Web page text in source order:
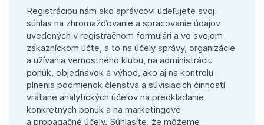
Registráciou nám ako správcovi udeľujete svoj
súhlas na zhromažďovanie a spracovanie údajov
uvedených v registračnom formulári a vo svojom
zákazníckom účte, a to na účely správy, organizácie
a užívania vernostného klubu, na administráciu
ponúk, objednávok a výhod, ako aj na kontrolu
plnenia podmienok členstva a súvisiacich činností
vrátane analytických účelov na predkladanie
konkrétnych ponúk a na marketingové
a propagačné účely. Súhlasíte, že môžeme